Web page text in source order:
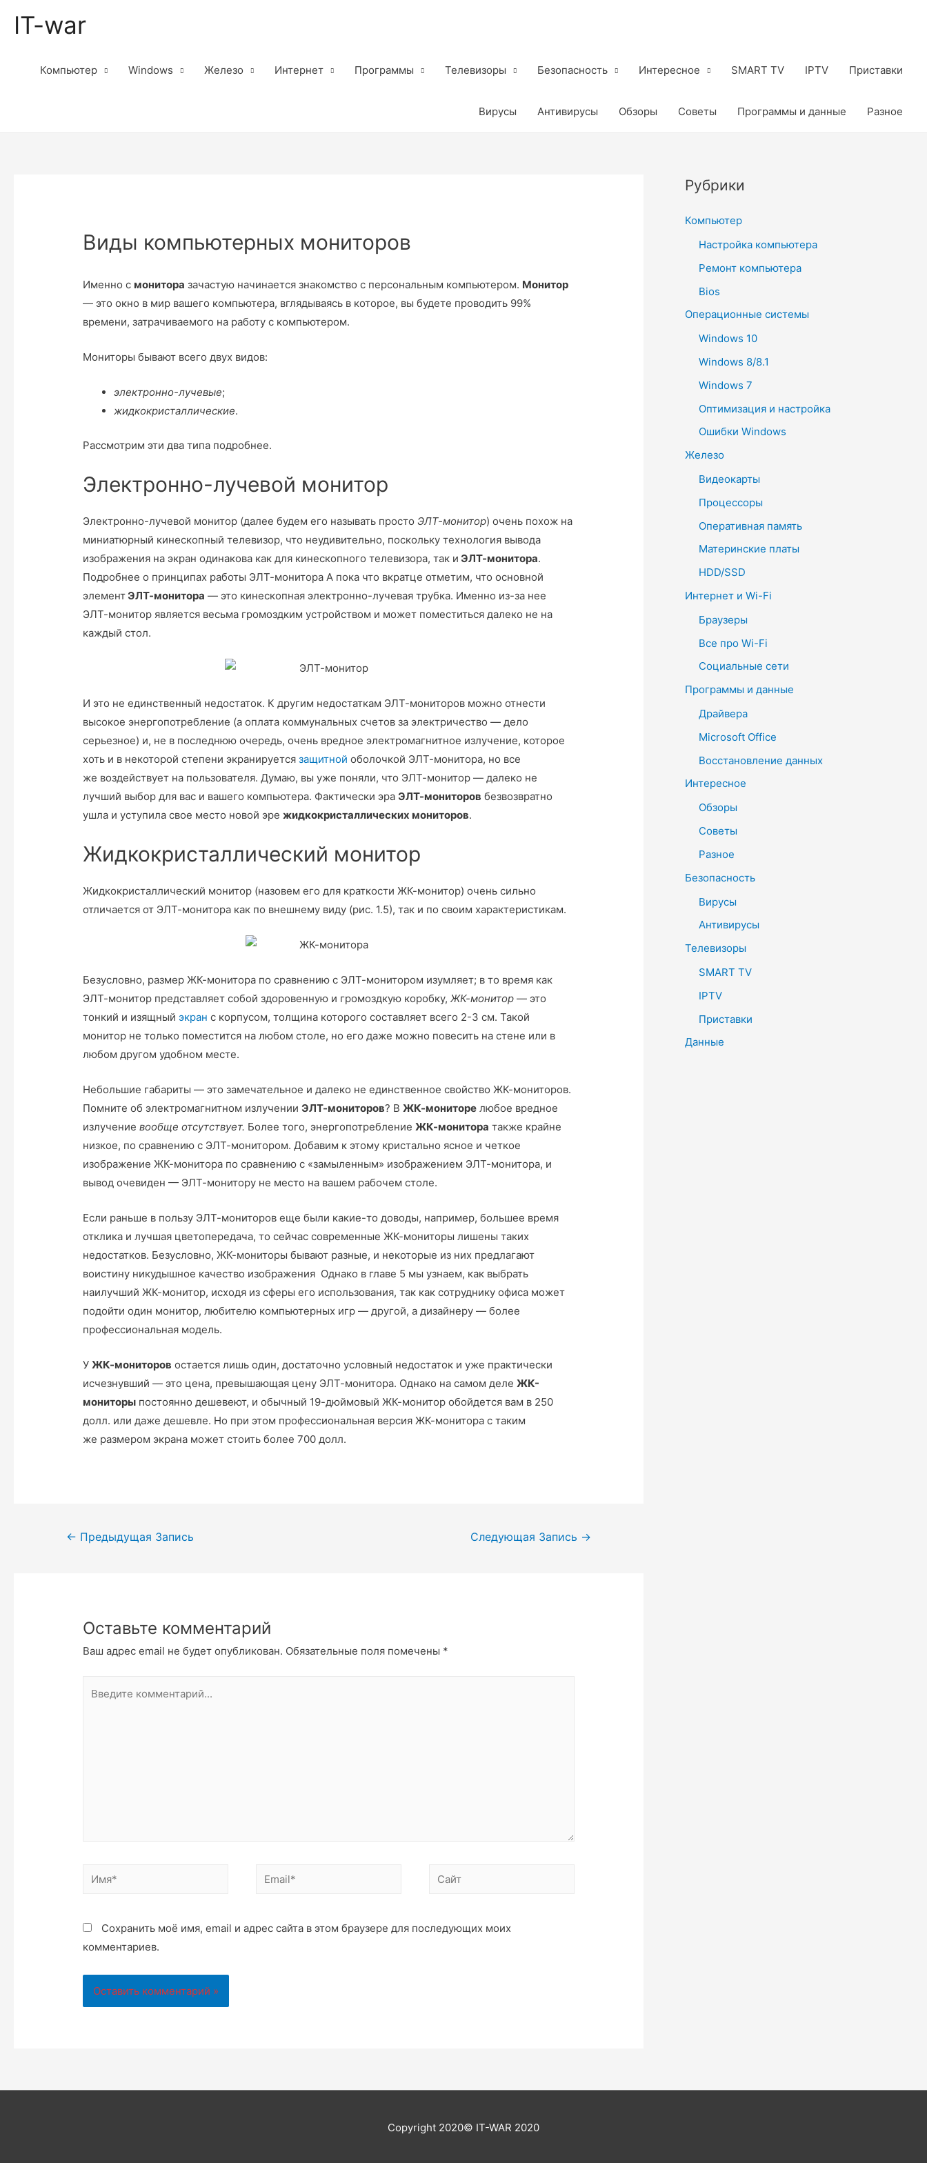
IT-war
Компьютер Windows Железо Интернет Программы Телевизоры Безопасность Интересное SMART TV IPTV Приставки
Вирусы Антивирусы Обзоры Советы Программы и данные Разное
Виды компьютерных мониторов
Именно с монитора зачастую начинается знакомство с персональным компьютером. Монитор
— это окно в мир вашего компьютера, вглядываясь в которое, вы будете проводить 99%
времени, затрачиваемого на работу с компьютером.
Мониторы бывают всего двух видов:
электронно-лучевые;
жидкокристаллические.
Рассмотрим эти два типа подробнее.
Электронно-лучевой монитор
Электронно-лучевой монитор (далее будем его называть простоЭЛТ-монитор) очень похож на
миниатюрный кинескопный телевизор, что неудивительно, поскольку техноло­гия вывода
изображения на экран одинакова как для кинескопного телеви­зора, так и ЭЛТ-монитора.
Подробнее о принципах работы ЭЛТ-монитора А пока что вкратце отметим, что основ­ной
элемент ЭЛТ-монитора — это кинескопная электронно-лучевая трубка. Именно из-за нее
ЭЛТ-монитор является весьма громоздким устройством и может поместиться далеко не на
каждый стол.
И это не единственный недостаток. К другим недостаткам ЭЛТ-мониторов можно отнести
высокое энергопотребление (а оплата коммунальных счетов за электричество — дело
серьезное) и, не в последнюю очередь, очень вредное электромагнитное излучение, которое
хоть и в некоторой степени экранируетсязащитнойоболочкой ЭЛТ-монитора, но все
же воздействует на пользователя. Думаю, вы уже поняли, что ЭЛТ-монитор — далеко не
лучший выбор для вас и вашего компьютера. Фактически эра ЭЛТ-мониторов безвозвратно
ушла и уступила свое место новой эрежидкокристаллических мониторов.
Жидкокристаллический монитор
Жидкокристаллический монитор (назовем его для краткости ЖК-монитор) очень сильно
отличается от ЭЛТ-монитора как по внешнему виду (рис. 1.5), так и по своим характеристикам.
Безусловно, размер ЖК-монитора по сравнению с ЭЛТ-монитором изумляет; в то время как
ЭЛТ-монитор представляет собой здоровенную и громоздкую коробку,ЖК-монитор — это
тонкий и изящныйэкранс корпусом, толщина которого составляет всего 2-3 см. Такой
монитор не только поместится на любом столе, но его даже можно повесить на стене или в
лю­бом другом удобном месте.
Небольшие габариты — это замечательное и далеко не единственное свойство ЖК-мониторов.
Помните об электромагнитном излучении ЭЛТ-мониторов? ВЖК-мониторе любое вредное
излучениевообще отсутству­ет. Более того, энергопотреблениеЖК-монитора также крайне
низкое, по сравнению с ЭЛТ-монитором. Добавим к этому кристально ясное и четкое
изображение ЖК-монитора по сравнению с «замыленным» изображением ЭЛТ-монитора, и
вывод очевиден — ЭЛТ-монитору не место на вашем ра­бочем столе.
Если раньше в пользу ЭЛТ-мониторов еще были какие-то доводы, например, большее время
отклика и лучшая цветопередача, то сейчас современные ЖК-мониторы лишены таких
недостатков. Безусловно, ЖК-мониторы бывают разные, и некоторые из них предлагают
воистину никудышное качество изображения Однако в главе 5 мы узнаем, как выбрать
наилучший ЖК-монитор, ис­ходя из сферы его использования, так как сотруднику офиса может
подойти один монитор, любителю компьютерных игр — другой, а дизайнеру — более
профессиональная модель.
УЖК-мониторов остается лишь один, достаточно условный недостаток и уже практически
исчезнувший — это цена, превышающая цену ЭЛТ-монитора. Однако на самом делеЖК-
мониторы постоянно дешевеют, и обычный 19-дюймовый ЖК-монитор обойдется вам в 250
долл. или даже дешев­ле. Но при этом профессиональная версия ЖК-монитора с таким
же размером экрана может стоить более 700 долл.
Навигация
← Предыдущая Запись Следующая Запись →
Оставьте комментарий
Ваш адрес email не будет опубликован. Обязательные поля помечены *
комментарий...
Имя* Email* Сайт
Сохранить моё имя, email и адрес сайта в этом браузере для последующих моих
комментариев.
Рубрики
Компьютер
Настройка компьютера
Ремонт компьютера
Bios
Операционные системы
Windows 10
Windows 8/8.1
Windows 7
Оптимизация и настройка
Ошибки Windows
Железо
Видеокарты
Процессоры
Оперативная память
Материнские платы
HDD/SSD
Интернет и Wi-Fi
Браузеры
Все про Wi-Fi
Социальные сети
Программы и данные
Драйвера
Microsoft Office
Восстановление данных
Интересное
Обзоры
Советы
Разное
Безопасность
Вирусы
Антивирусы
Телевизоры
SMART TV
IPTV
Приставки
Данные
Copyright 2020© IT-WAR 2020